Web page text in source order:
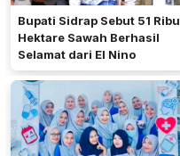
Bupati Sidrap Sebut 51 Ribu
Hektare Sawah Berhasil
Selamat dari El Nino